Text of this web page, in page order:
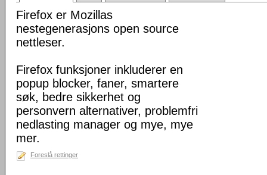
Firefox er Mozillas
nestegenerasjons open source
nettleser.
Firefox funksjoner inkluderer en
popup blocker, faner, smartere
søk, bedre sikkerhet og
personvern alternativer, problemfri
nedlasting manager og mye, mye
mer.
Foreslå rettinger